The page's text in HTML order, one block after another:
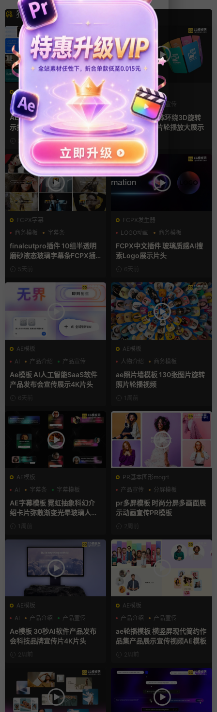
猜你喜欢
AE模板
产品介绍
产品宣传
产品展示
AE模板 横竖屏多场景图文展
示排版产品宣传视频
2天前
AE模板
产品介绍
产品宣传
产品展示
AE模板 4款立体环绕3D旋转
幻灯片竖屏照片轮播放大展示
3天前
FCPX字幕
商务模板
字幕条
finalcutpro插件 10组半透明
磨砂液态玻璃字幕条FCPX插
5天前
FCPX发生器
LOGO动画
商务模板
支持Intel+M芯片
FCPX中文插件 玻璃质感AI搜
索Logo展示片头
6天前
AE模板
AI
产品介绍 产品宣传
Ae模板 AI人工智能SaaS软件
产品发布会宣传展示4K片头
6天前
AE模板
人物介绍
商务模板
幻灯片
ae照片墙模板 130张图片旋转
照片轮播视频
1周前
AE模板
AI
字幕条 字幕模板
AE字幕模板 霓虹抽象科幻介
绍卡片弥散渐变光晕玻璃人名
1周前
PR基本图形mogrt
产品宣传
分屏模板
品牌宣传
pr多屏模板 时尚分屏多画面展
示动画宣传PR模板
2周前
AE模板
AI
产品介绍 产品宣传
Ae模板 30秒AI软件产品发布
会科技品牌宣传片4K片头
2周前
AE模板
产品介绍
产品宣传
产品展示
ae轮播模板 横竖屏现代简约作
品集产品展示宣传视频AE模板
2周前